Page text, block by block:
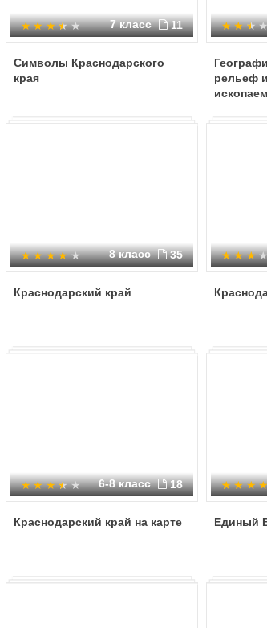
груди
7 класс 11
Символы Краснодарского
края
рельеф
8 класс 35
Краснодарский край
6-8 класс 18
Краснодарский край на карте Единый